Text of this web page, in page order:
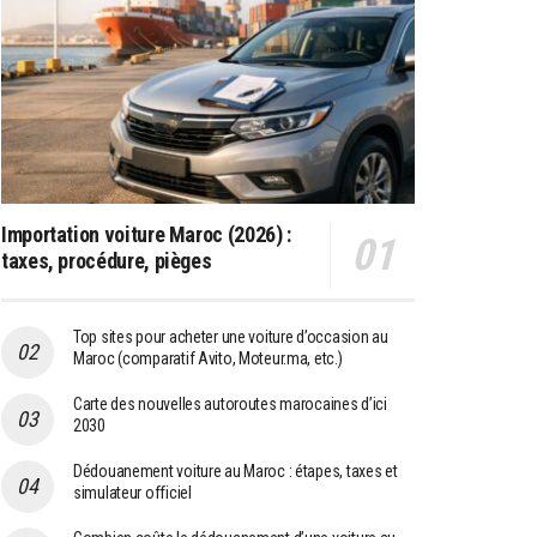
Importation voiture Maroc (2026) :
taxes, procédure, pièges
Top sites pour acheter une voiture d’occasion au
Maroc (comparatif Avito, Moteur.ma, etc.)
Carte des nouvelles autoroutes marocaines d’ici
2030
Dédouanement voiture au Maroc : étapes, taxes et
simulateur officiel